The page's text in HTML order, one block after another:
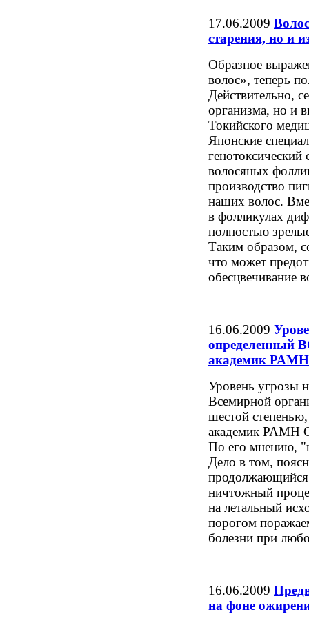
17.06.2009
старения, но и
Образное
волос», теперь
Действительно,
организма, но и
Токийского
Японские
волосяных
производство
наших волос.
в фолликулах
полностью
Таким образом,
что может
обесцвечивание
16.06.2009
определенный
академик РАМН
Уровень угрозы
Всемирной
шестой
академик РАМН
По его мнению,
Дело в том,
продолжающийся
ничтожный
на летальный
порогом
болезни при
16.06.2009
на фоне